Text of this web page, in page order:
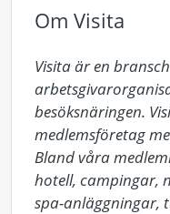
Om Visita
Visita är en
besöksnäringen.
medlemsföretag
Bland våra
hotell, campingar,
spa-anläggningar,